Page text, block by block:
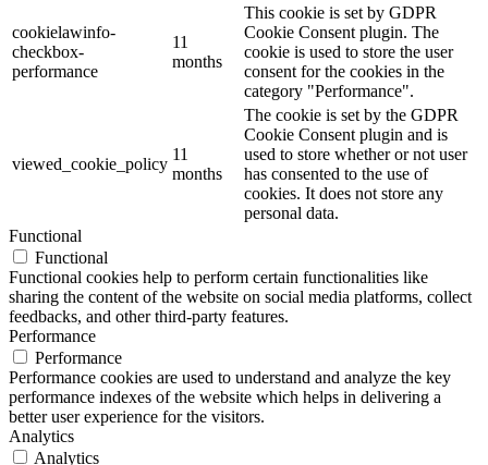
cookielawinfo-
checkbox-
performance
11
months
This cookie is set by GDPR
Cookie Consent plugin. The
cookie is used to store the user
consent for the cookies in the
category "Performance".
viewed_cookie_policy
11
months
The cookie is set by the GDPR
Cookie Consent plugin and is
used to store whether or not user
has consented to the use of
cookies. It does not store any
personal data.
Functional
Functional
Functional cookies help to perform certain functionalities like
sharing the content of the website on social media platforms, collect
feedbacks, and other third-party features.
Performance
Performance
Performance cookies are used to understand and analyze the key
performance indexes of the website which helps in delivering a
better user experience for the visitors.
Analytics
Analytics